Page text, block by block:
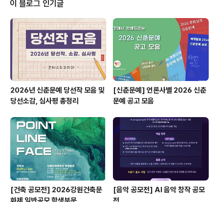
만 걸어도 캠페인 의미가 담긴 다양한 기념품과완보증, 자
원봉사 시간, 기부증서까지 제공!9월 13일, 여의도공원 문
화의마당에서 함께 걸으며생명의 소중함을 널리 알려주세
요!생명을 살리는 걸음이 모여 대한민국 자살률을 낮출 수
있습니다. ◎ 참가 자격생명의 소중..
이 블로그 인기글
2026년 신춘문예 당선작 모음 및
당선소감, 심사평 총정리
[신춘문예] 언론사별 2026 신춘
문예 공고 모음
[건축 공모전] 2026강원건축문
[음악 공모전] AI 음악 창작 공모